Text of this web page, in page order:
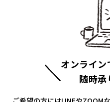
オンライン
随時承